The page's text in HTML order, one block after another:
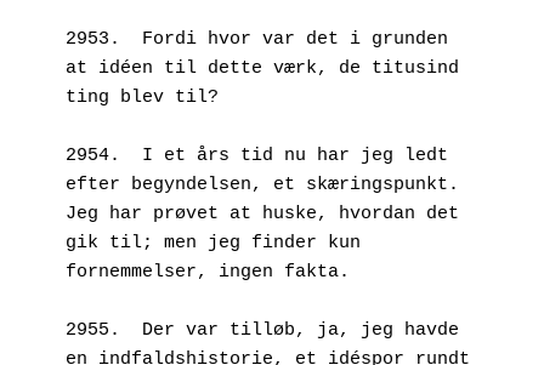
2953.  Fordi hvor var det i grunden
at idéen til dette værk, de titusind
ting blev til?
2954.  I et års tid nu har jeg ledt
efter begyndelsen, et skæringspunkt.
Jeg har prøvet at huske, hvordan det
gik til; men jeg finder kun
fornemmelser, ingen fakta.
2955.  Der var tilløb, ja, jeg havde
en indfaldshistorie, et idéspor rundt